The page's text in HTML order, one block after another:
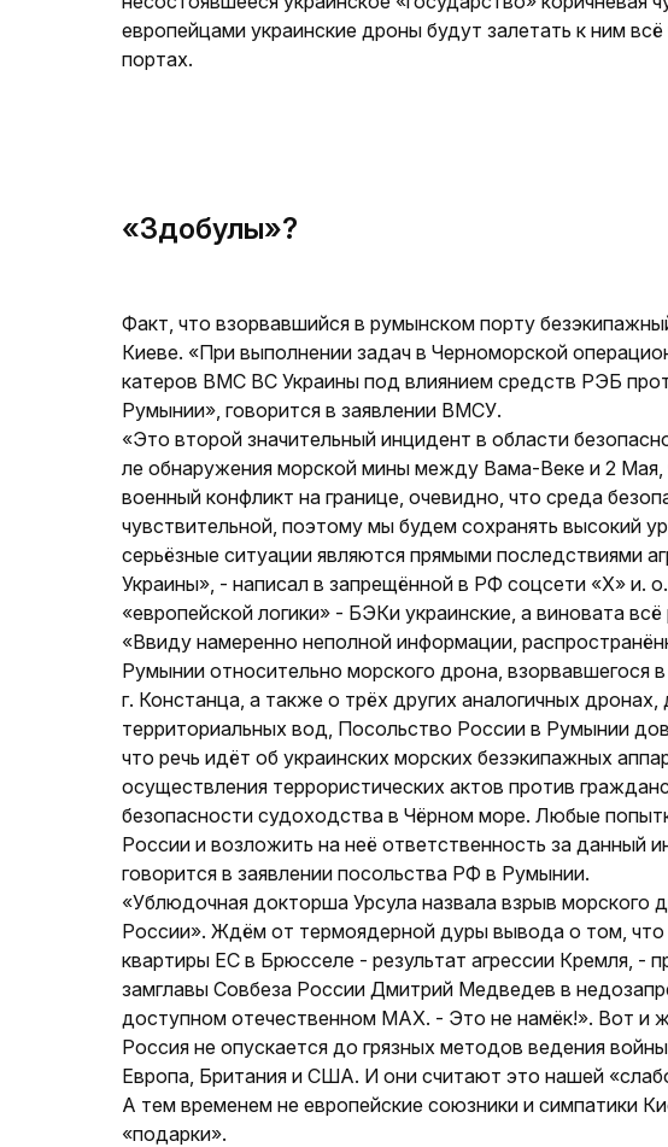
европейцами украинские дроны будут залетать к ним
портах.
«Здобулы»?
Факт, что взорвавшийся в румынском порту
Киеве. «При выполнении задач в Черноморской
катеров ВМС ВС Украины под влиянием средств РЭБ
Румынии», говорится в заявлении ВМСУ.
«Это второй значительный инцидент в области
ле обнаружения морской мины между Вама-Веке и 2 Мая,
военный конфликт на границе, очевидно, что среда
чувствительной, поэтому мы будем сохранять высокий
серьёзные ситуации являются прямыми последствия­ми
Украины», - написал в запрещённой в РФ соцсети «Х» и.
«европейской логики» - БЭКи украинские, а виновата
«Ввиду намеренно неполной информации,
Румынии относительно морского дрона, взорвавшегося
г. Констанца, а также о трёх других аналогичных
территориальных вод, Посольство России в Румынии
что речь идёт об украинских морских безэкипажных
осуществления террористических актов против
безопасности судоходства в Чёрном море. Любые
России и возложить на неё ответственность за данный
говорится в заявлении посольства РФ в Румынии.
«Ублюдочная докторша Урсула назвала взрыв
России». Ждём от термоядерной дуры вывода о том,
квартиры ЕС в Брюсселе - результат агрессии Кремля, -
замглавы Совбеза России Дмитрий Медведев в
доступном отечественном МАХ. - Это не намёк!». Вот и
Россия не опускается до грязных методов ведения
Европа, Британия и США. И они считают это нашей
А тем временем не европейские союзники и симпатики
«подарки».